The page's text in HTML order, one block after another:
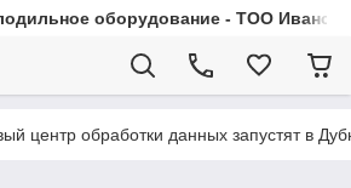
оборудование - ТОО
центр обработки данных запустят в